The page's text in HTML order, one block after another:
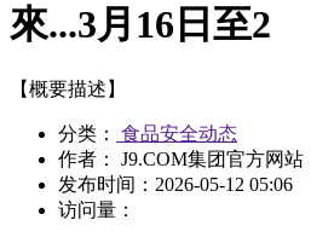
來...3月16日至2
【概要描述】
分类：
食品安全动态
作者： J9.COM集团官方网站
发布时间： 2026-05-12 05:06
访问量：